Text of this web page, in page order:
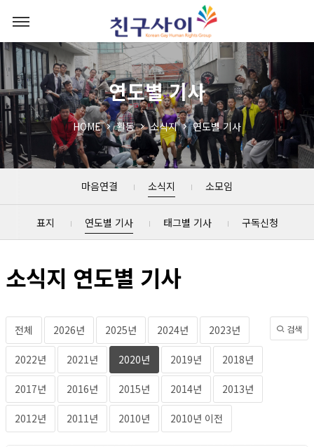
연도별 기사
HOME 활동 소식지 연도별 기사
마음연결 소식지 소모임
표지 연도별 기사 태그별 기사 구독신청
소식지 연도별 기사
전체 2026년 2025년 2024년 2023년
2022년 2021년 2020년 2019년 2018년
2017년 2016년 2015년 2014년 2013년
2012년 2011년 2010년 2010년 이전
검색